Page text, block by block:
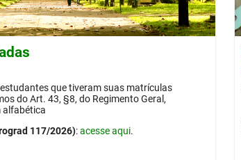
que tiveram suas matrículas
do Art. 43, §8, do Regimento Geral,
alfabética
117/2026):acesse aqui.